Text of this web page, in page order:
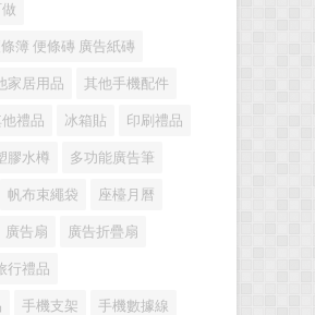
簿 便條磚 廣告紙磚
家居用品 其他手機配件
他禮品 冰箱貼 印刷禮品
膠水樽 多功能廣告筆
帆布束繩袋 座檯月曆
廣告扇 廣告折疊扇
行禮品
手機支架 手機數據線